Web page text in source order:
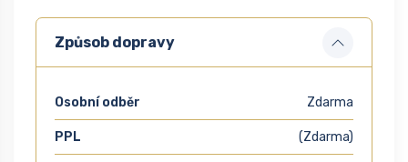
Způsob dopravy
Osobní odběr Zdarma
PPL (Zdarma)